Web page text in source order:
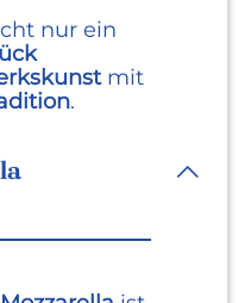
nur ein
mit
.